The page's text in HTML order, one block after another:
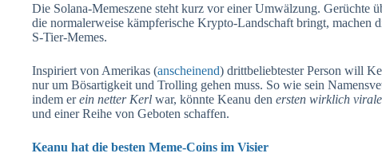
Die Solana-Memeszene steht kurz vor einer Umwälzung. Gerüchte
die normalerweise kämpferische Krypto-Landschaft bringt, machen
S-Tier-Memes.
Inspiriert von Amerikas (anscheinend) drittbeliebtester Person will
nur um Bösartigkeit und Trolling gehen muss. So wie sein
indem erein netter Kerl war, könnte Keanu den ersten wirklich
und einer Reihe von Geboten schaffen.
Keanu hat die besten Meme-Coins im Visier